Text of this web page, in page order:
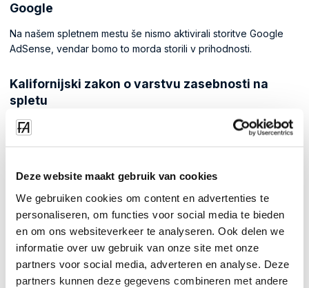
Deze website maakt gebruik van cookies
We gebruiken cookies om content en advertenties te
personaliseren, om functies voor social media te bieden
en om ons websiteverkeer te analyseren. Ook delen we
informatie over uw gebruik van onze site met onze
partners voor social media, adverteren en analyse. Deze
partners kunnen deze gegevens combineren met andere
Google
Na našem spletnem mestu še nismo aktivirali storitve Google
AdSense, vendar bomo to morda storili v prihodnosti.
Kalifornijski zakon o varstvu zasebnosti na
spletu
V skladu s CalOPPA se strinjamo z naslednjim:
Ko bo ta pravilnik o zasebnosti vzpostavljen, bomo povezavo
stran po vstopu na naše spletno mesto.
Naša povezava do pravilnika o zasebnosti vsebuje besedo
"Zasebnost" in jo zlahka najdete na zgoraj omenjeni strani.
Uporabniki bodo obveščeni o vseh spremembah pravilnika o
zasebnosti: